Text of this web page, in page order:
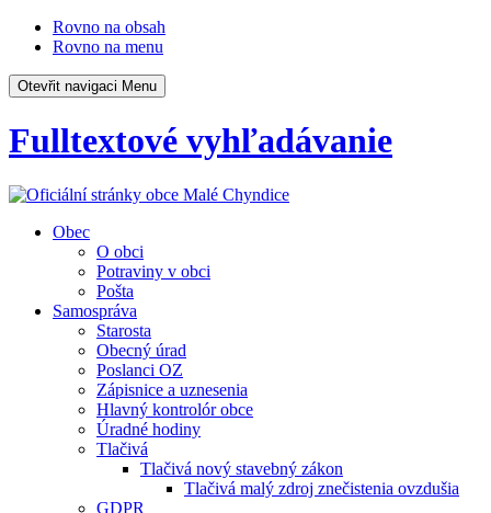
Rovno na obsah
Rovno na menu
Otevřit navigaci Menu
Fulltextové vyhľadávanie
Obec
O obci
Potraviny v obci
Pošta
Samospráva
Starosta
Obecný úrad
Poslanci OZ
Zápisnice a uznesenia
Hlavný kontrolór obce
Úradné hodiny
Tlačivá
Tlačivá nový stavebný zákon
Tlačivá malý zdroj znečistenia ovzdušia
GDPR